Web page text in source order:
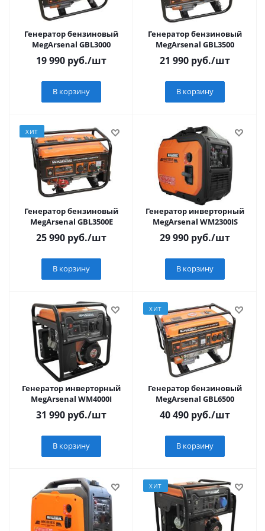
Генератор бензиновый
MegArsenal GBL3000
19 990 руб./шт
В корзину
Генератор бензиновый
MegArsenal GBL3500
21 990 руб./шт
В корзину
ХИТ
Генератор бензиновый
MegArsenal GBL3500Е
25 990 руб./шт
В корзину
Генератор инверторный
MegArsenal WM2300IS
29 990 руб./шт
В корзину
Генератор инверторный
MegArsenal WM4000I
31 990 руб./шт
В корзину
ХИТ
Генератор бензиновый
MegArsenal GBL6500
40 490 руб./шт
В корзину
ХИТ